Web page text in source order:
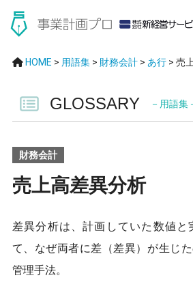
HOME > 用語集> 財務会計> あ行> 売
GLOSSARY －用語集
財務会計
売上高差異分析
差異分析は、計画していた数値と
て、なぜ両者に差（差異）が生じ
管理手法。